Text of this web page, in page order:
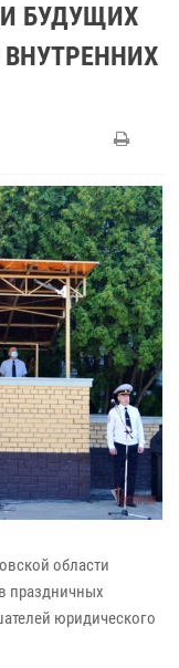
БУДУЩИХ
области
праздничных
юридического